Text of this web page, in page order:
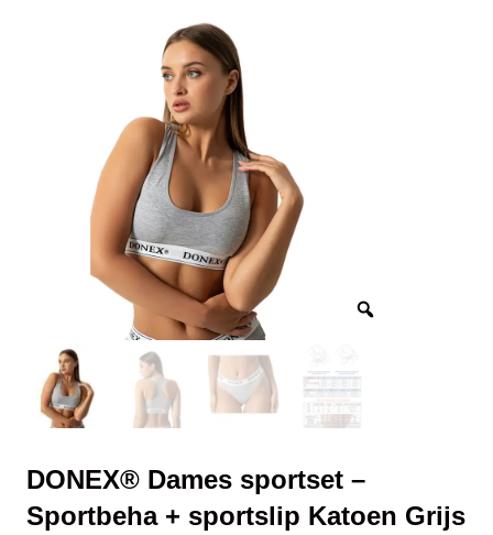
DONEX® Dames sportset –
Sportbeha + sportslip Katoen Grijs